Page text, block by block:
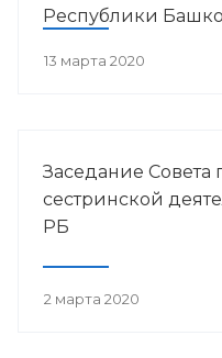
Республики
13 марта 2020
Заседание Совета
сестринской
РБ
2 марта 2020